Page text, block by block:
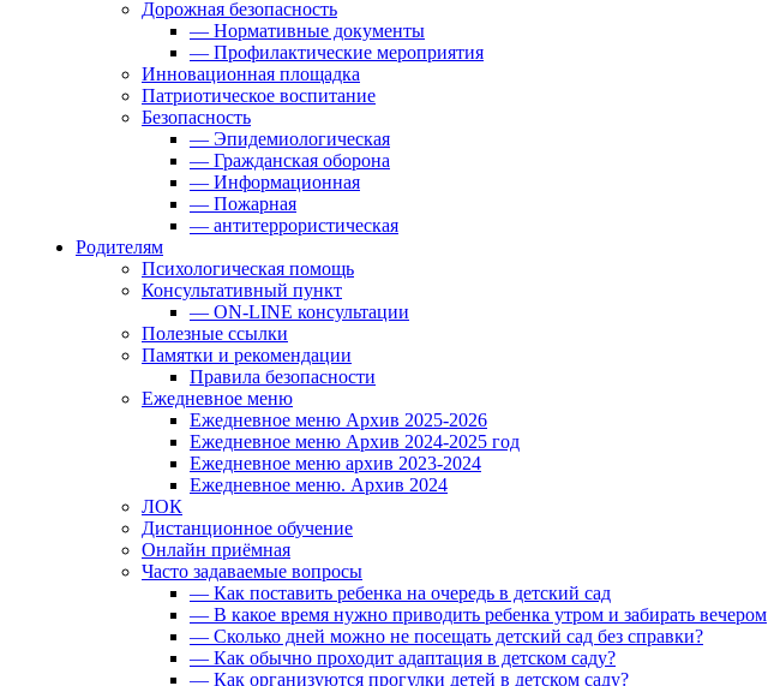
Дорожная безопасность
— Нормативные документы
— Профилактические мероприятия
Инновационная площадка
Патриотическое воспитание
Безопасность
— Эпидемиологическая
— Гражданская оборона
— Информационная
— Пожарная
— антитеррористическая
Родителям
Психологическая помощь
Консультативный пункт
— ON-LINE консультации
Полезные ссылки
Памятки и рекомендации
Правила безопасности
Ежедневное меню
Ежедневное меню Архив 2025-2026
Ежедневное меню Архив 2024-2025 год
Ежедневное меню архив 2023-2024
Ежедневное меню. Архив 2024
ЛОК
Дистанционное обучение
Онлайн приёмная
Часто задаваемые вопросы
— Как поставить ребенка на очередь в детский сад
— В какое время нужно приводить ребенка утром и забирать вечером
— Сколько дней можно не посещать детский сад без справки?
— Как обычно проходит адаптация в детском саду?
— Как организуются прогулки детей в детском саду?